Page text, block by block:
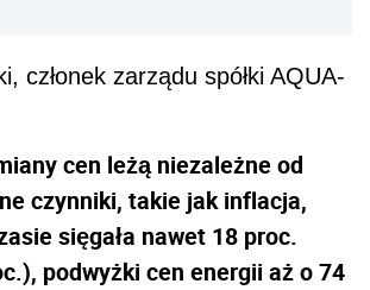
członek zarządu spółki AQUA-
cen leżą niezależne od
czynniki, takie jak inflacja,
sięgała nawet 18 proc.
podwyżki cen energii aż o 74